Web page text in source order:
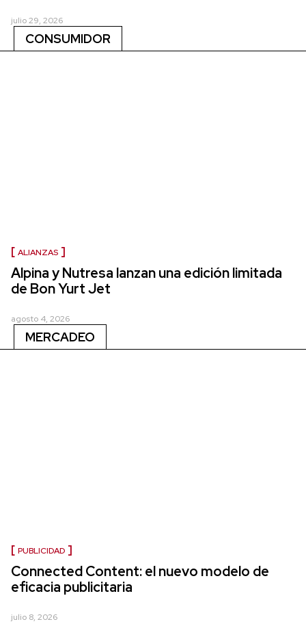
julio 29, 2026
CONSUMIDOR
ALIANZAS
Alpina y Nutresa lanzan una edición limitada
de Bon Yurt Jet
agosto 4, 2026
MERCADEO
PUBLICIDAD
Connected Content: el nuevo modelo de
eficacia publicitaria
julio 8, 2026